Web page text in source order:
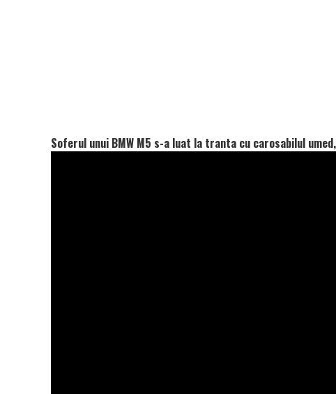
Soferul unui BMW M5 s-a luat la tranta cu carosabilul